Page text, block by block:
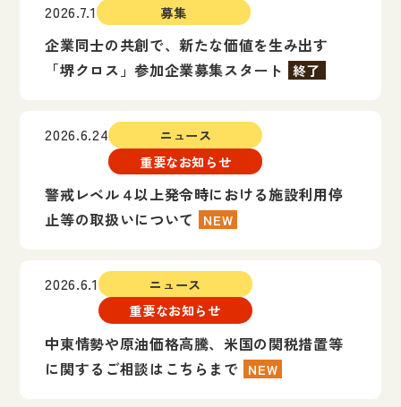
2026.7.1 募集
企業同士の共創で、新たな価値を生み出す
「堺クロス」参加企業募集スタート
終了
2026.6.24
ニュース
重要なお知らせ
警戒レベル４以上発令時における施設利用停
止等の取扱いについて
NEW
2026.6.1
ニュース
重要なお知らせ
中東情勢や原油価格高騰、米国の関税措置等
に関するご相談はこちらまで NEW